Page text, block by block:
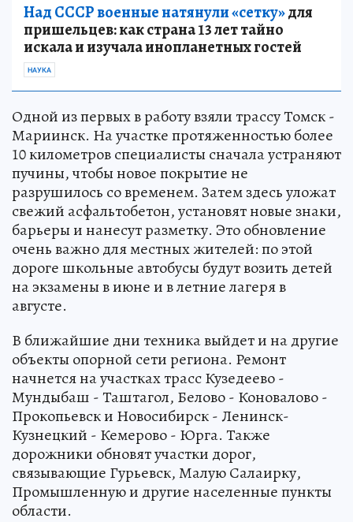
Над СССР военные натянули «сетку»для
пришельцев: как страна 13 лет тайно
искала и изучала инопланетных гостей
НАУКА
Одной из первых в работу взяли трассу Томск -
Мариинск. На участке протяженностью более
10 километров специалисты сначала устраняют
пучины, чтобы новое покрытие не
разрушилось со временем. Затем здесь уложат
свежий асфальтобетон, установят новые знаки,
барьеры и нанесут разметку. Это обновление
очень важно для местных жителей: по этой
дороге школьные автобусы будут возить детей
на экзамены в июне и в летние лагеря в
августе.
В ближайшие дни техника выйдет и на другие
объекты опорной сети региона. Ремонт
начнется на участках трасс Кузедеево -
Мундыбаш - Таштагол, Белово - Коновалово -
Прокопьевск и Новосибирск - Ленинск-
Кузнецкий - Кемерово - Юрга. Также
дорожники обновят участки дорог,
связывающие Гурьевск, Малую Салаирку,
Промышленную и другие населенные пункты
области.